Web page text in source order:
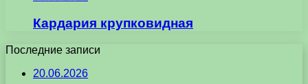
Кардария крупковидная
Последние записи
20.06.2026